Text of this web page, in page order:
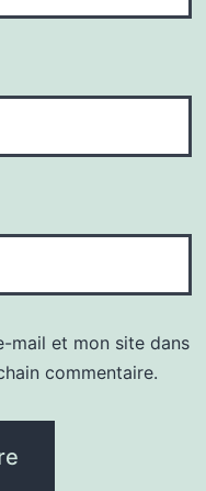
mail et mon site dans
commentaire.